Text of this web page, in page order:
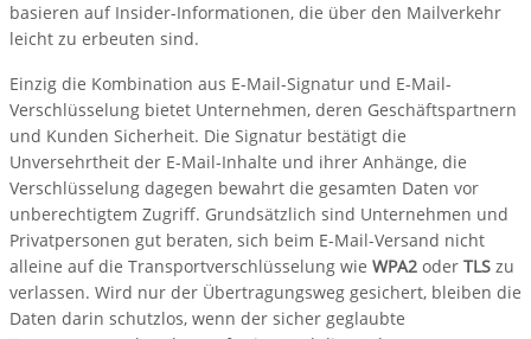
basieren auf Insider-Informationen, die über den Mailverkehr
leicht zu erbeuten sind.
Einzig die Kombination aus E-Mail-Signatur und E-Mail-
Verschlüsselung bietet Unternehmen, deren Geschäftspartnern
und Kunden Sicherheit. Die Signatur bestätigt die
Unversehrtheit der E-Mail-Inhalte und ihrer Anhänge, die
Verschlüsselung dagegen bewahrt die gesamten Daten vor
unberechtigtem Zugriff. Grundsätzlich sind Unternehmen und
Privatpersonen gut beraten, sich beim E-Mail-Versand nicht
alleine auf die Transportverschlüsselung wie WPA2 oder TLS zu
verlassen. Wird nur der Übertragungsweg gesichert, bleiben die
Daten darin schutzlos, wenn der sicher geglaubte